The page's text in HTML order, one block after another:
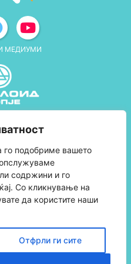
го подобриме вашето
содржини и го
Со кликнување на
да користите наши
Отфрли ги сите
МЕДИУМИ
за користење
колачиња
програмата за
за собирање поени
нè